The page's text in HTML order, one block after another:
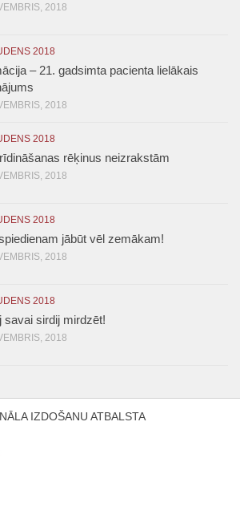
2018
2018
– 21. gadsimta pacienta lielākais
2018
2018
rēķinus neizrakstām
2018
2018
jābūt vēl zemākam!
2018
2018
savai sirdij mirdzēt!
2018
IZDOŠANU ATBALSTA